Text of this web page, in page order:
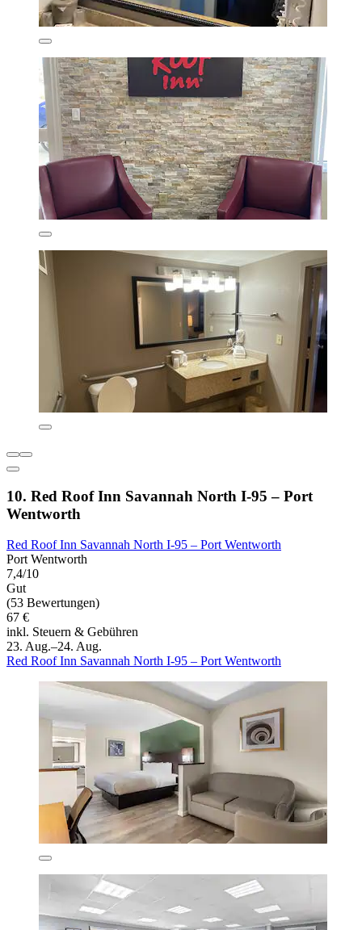
10. Red Roof Inn Savannah North I-95 – Port
Wentworth
Red Roof Inn Savannah North I-95 – Port Wentworth
Port Wentworth
7,4/10
Gut
(53 Bewertungen)
67 €
inkl. Steuern & Gebühren
23. Aug.–24. Aug.
Red Roof Inn Savannah North I-95 – Port Wentworth